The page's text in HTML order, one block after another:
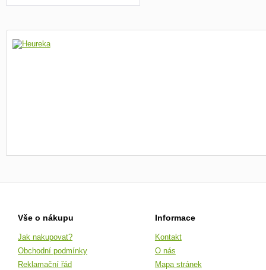
Vše o nákupu
Jak nakupovat?
Obchodní podmínky
Reklamační řád
Informace
Kontakt
O nás
Mapa stránek